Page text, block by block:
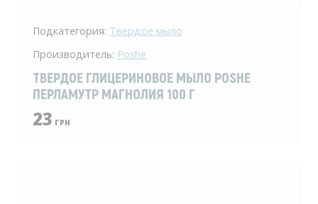
Подкатегория: Твердое мыло
Производитель: Poshe
ТВЕРДОЕ ГЛИЦЕРИНОВОЕ МЫЛО POSHE
ПЕРЛАМУТР МАГНОЛИЯ 100 Г
23 ГРН